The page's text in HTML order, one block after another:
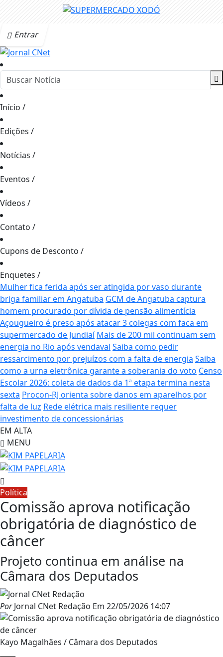
Entrar
Início /
Edições /
Notícias /
Eventos /
Vídeos /
Contato /
Cupons de Desconto /
Enquetes /
Mulher fica ferida após ser atingida por vaso durante
briga familiar em Angatuba GCM de Angatuba captura
homem procurado por dívida de pensão alimentícia
Açougueiro é preso após atacar 3 colegas com faca em
supermercado de Jundiaí Mais de 200 mil continuam sem
energia no Rio após vendaval Saiba como pedir
ressarcimento por prejuízos com a falta de energia Saiba
como a urna eletrônica garante a soberania do voto Censo
Escolar 2026: coleta de dados da 1ª etapa termina nesta
sexta Procon-RJ orienta sobre danos em aparelhos por
falta de luz Rede elétrica mais resiliente requer
investimento de concessionárias
EM ALTA
MENU
Política
Comissão aprova notificação
obrigatória de diagnóstico de
câncer
Projeto continua em análise na
Câmara dos Deputados
PorJornal CNet Redação Em 22/05/2026 14:07
Kayo Magalhães / Câmara dos Deputados